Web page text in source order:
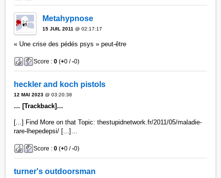
Metahypnose
15 JUIL 2011 @ 02:17:17
« Une crise des pédés psys » peut-être
Score :0 (+0 /-0)
heckler and koch pistols
12 MAI 2023 @ 03:20:38
… [Trackback]…
[...] Find More on that Topic: thestupidnetwork.fr/2011/05/maladie-
rare-lhepedepsi/ [...]…
Score :0 (+0 /-0)
turner's outdoorsman